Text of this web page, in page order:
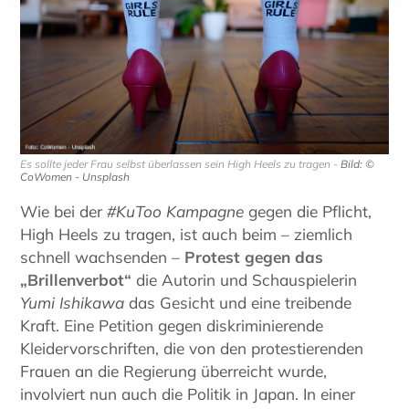
Es sollte jeder Frau selbst überlassen sein High Heels zu tragen - Bild: ©
CoWomen - Unsplash
Wie bei der #KuToo Kampagne gegen die Pflicht,
High Heels zu tragen, ist auch beim – ziemlich
schnell wachsenden – Protest gegen das
„Brillenverbot“ die Autorin und Schauspielerin
Yumi Ishikawa das Gesicht und eine treibende
Kraft. Eine Petition gegen diskriminierende
Kleidervorschriften, die von den protestierenden
Frauen an die Regierung überreicht wurde,
involviert nun auch die Politik in Japan. In einer